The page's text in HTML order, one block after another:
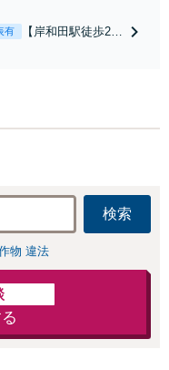
有
【岸和田駅徒歩2
ご相談を。
検索
物 違法